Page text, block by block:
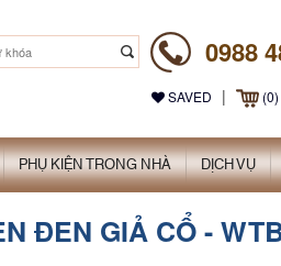
0988
SAVED | (0)
PHỤ KIỆN TRONG NHÀ DỊCH VỤ
ĐEN GIẢ CỔ -